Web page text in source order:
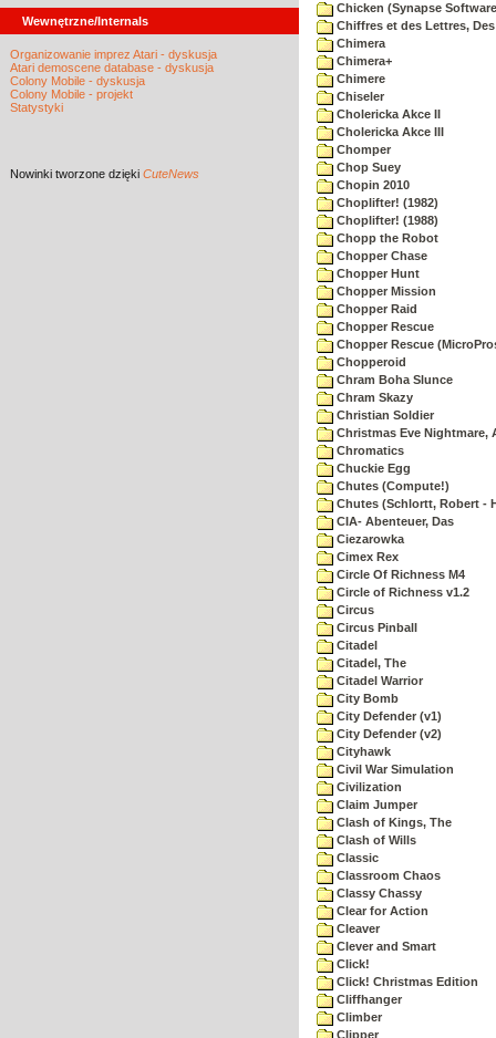
Wewnętrzne/Internals
Organizowanie imprez Atari - dyskusja
Atari demoscene database - dyskusja
Colony Mobile - dyskusja
Colony Mobile - projekt
Statystyki
Nowinki tworzone dzięki CuteNews
Chicken (Synapse
Chiffres et des Lettres, Des
Chimera
Chimera+
Chimere
Chiseler
Cholericka Akce II
Cholericka Akce III
Chomper
Chop Suey
Chopin 2010
Choplifter! (1982)
Choplifter! (1988)
Chopp the Robot
Chopper Chase
Chopper Hunt
Chopper Mission
Chopper Raid
Chopper Rescue
Chopper Rescue
Chopperoid
Chram Boha Slunce
Chram Skazy
Christian Soldier
Christmas Eve Nightmare,
Chromatics
Chuckie Egg
Chutes (Compute!)
Chutes (Schlortt, Robert -
CIA- Abenteuer, Das
Ciezarowka
Cimex Rex
Circle Of Richness M4
Circle of Richness v1.2
Circus
Circus Pinball
Citadel
Citadel, The
Citadel Warrior
City Bomb
City Defender (v1)
City Defender (v2)
Cityhawk
Civil War Simulation
Civilization
Claim Jumper
Clash of Kings, The
Clash of Wills
Classic
Classroom Chaos
Classy Chassy
Clear for Action
Cleaver
Clever and Smart
Click!
Click! Christmas Edition
Cliffhanger
Climber
Clipper